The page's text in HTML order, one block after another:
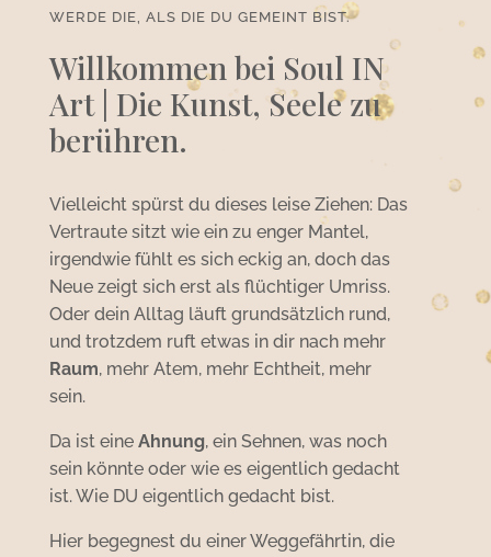
WERDE DIE, ALS DIE DU GEMEINT BIST.
Willkommen bei Soul IN
Art | Die Kunst, Seele zu
berühren.
Vielleicht spürst du dieses leise Ziehen: Das
Vertraute sitzt wie ein zu enger Mantel,
irgendwie fühlt es sich eckig an, doch das
Neue zeigt sich erst als flüchtiger Umriss.
Oder dein Alltag läuft grundsätzlich rund,
und trotzdem ruft etwas in dir nach mehr
Raum, mehr Atem, mehr Echtheit, mehr
sein.
Da ist eine Ahnung, ein Sehnen, was noch
sein könnte oder wie es eigentlich gedacht
ist. Wie DU eigentlich gedacht bist.
Hier begegnest du einer Weggefährtin, die